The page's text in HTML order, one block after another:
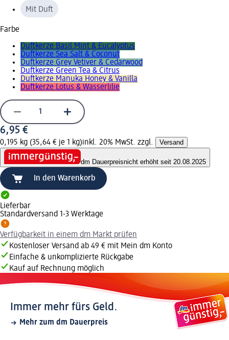
Mit Duft
Farbe
Duftkerze Basil Mint & Eucalyptus
Duftkerze Sea Salt & Coconut
Duftkerze Grey Vetiver & Cedarwood
Duftkerze Green Tea & Citrus
Duftkerze Manuka Honey & Vanilla
Duftkerze Lotus & Wasserlilie
6,95 €
0,195 kg (35,64 € je 1 kg)inkl. 20% MwSt. zzgl. Versand
dm Dauerpreisnicht erhöht seit 20.08.2025
In den Warenkorb
Lieferbar
Standardversand 1-3 Werktage
Verfügbarkeit in einem dm Markt prüfen
Kostenloser Versand ab 49 € mit Mein dm Konto
Einfache & unkomplizierte Rückgabe
Kauf auf Rechnung möglich
Immer mehr fürs Geld.
Mehr zum dm Dauerpreis